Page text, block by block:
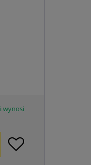
wynosi